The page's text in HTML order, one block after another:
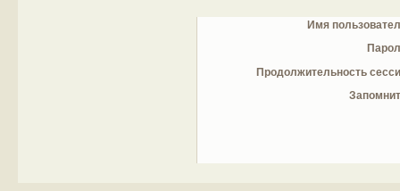
Имя
Продолжительность